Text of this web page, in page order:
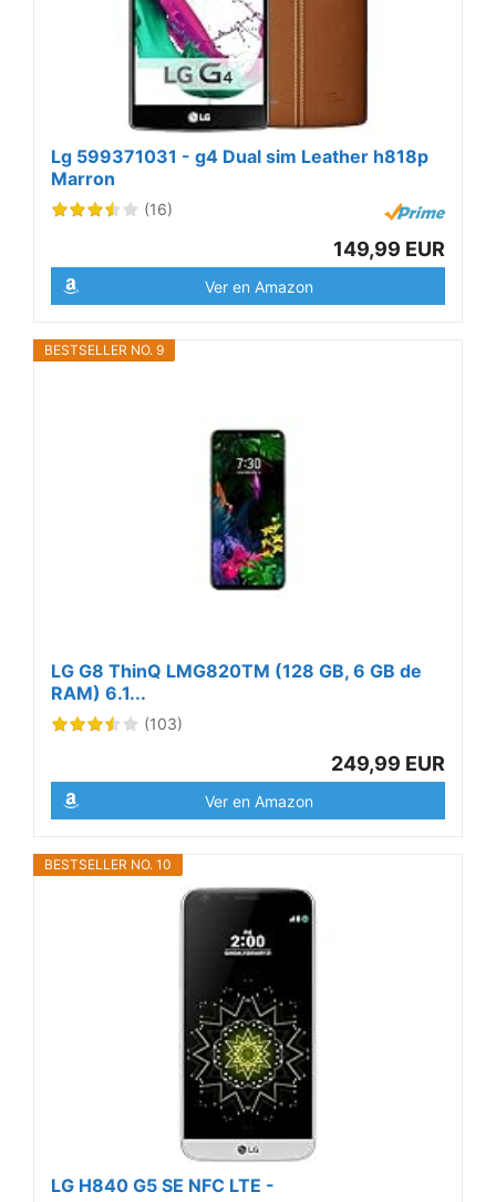
Lg 599371031 - g4 Dual sim Leather h818p
Marron
(16)
149,99 EUR
Ver en Amazon
BESTSELLER NO. 9
LG G8 ThinQ LMG820TM (128 GB, 6 GB de
RAM) 6.1...
(103)
249,99 EUR
Ver en Amazon
BESTSELLER NO. 10
LG H840 G5 SE NFC LTE -